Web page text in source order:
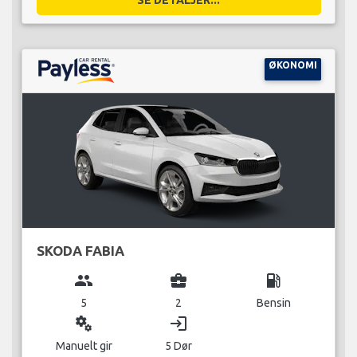
ØKONOMI
SKODA FABIA
group
5
business_center
2
local_gas_station
Bensin
miscellaneous_services
Manuelt gir
login
5 Dør